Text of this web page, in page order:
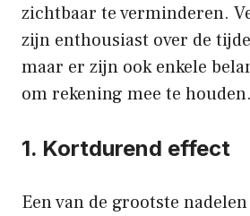
zichtbaar te verminderen.
zijn enthousiast over de
maar er zijn ook enkele
om rekening mee te houden.
1. Kortdurend effect
Een van de grootste